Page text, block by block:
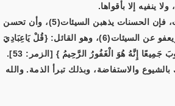
ينفيه إلا بأقواها.
والمهم الآن هو أن تستكثر من فعل الخيرات، وأن تستزيد من الطاعات، فإن الحسنات يذهبن السيئات(5)، وأن تحسن
الظن بربك، وأن لا تقنط من رحمته، فهو الذي يقبل التوبة عن عباده ويعفو عن السيئات(6)، وهو القائل: {قُلْ يَاعِبَادِيَ
إِنَّهُ هُوَ الْغَفُورُ الرَّحِيمُ } [الزمر: 53].
والاستفاضة، وبذلك تبرأ الذمة. والله